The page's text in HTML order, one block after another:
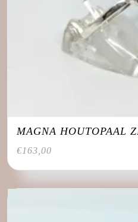
MAGNA HOUTOPAAL
€163,00